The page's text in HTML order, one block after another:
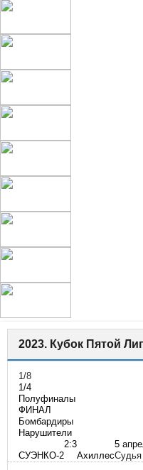
2023. Кубок Пятой
1/8
1/4
Полуфиналы
ФИНАЛ
Бомбардиры
Нарушители
СУЭНКО-2
2:3
Ахиллес
5
Судья